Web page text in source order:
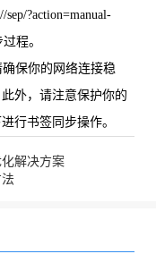
?action=manual-
程。
保你的网络连接稳
外，请注意保护你的
行书签同步操作。
解决方案
法